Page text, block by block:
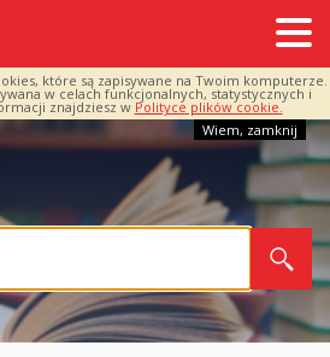
które są zapisywane na Twoim komputerze.
w celach funkcjonalnych, statystycznych i
znajdziesz w Polityce plików cookie.
Wiem, zamknij